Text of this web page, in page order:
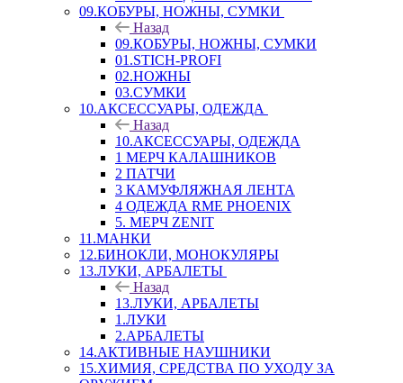
09.КОБУРЫ, НОЖНЫ, СУМКИ
Назад
09.КОБУРЫ, НОЖНЫ, СУМКИ
01.STICH-PROFI
02.НОЖНЫ
03.СУМКИ
10.АКСЕССУАРЫ, ОДЕЖДА
Назад
10.АКСЕССУАРЫ, ОДЕЖДА
1 МЕРЧ КАЛАШНИКОВ
2 ПАТЧИ
3 КАМУФЛЯЖНАЯ ЛЕНТА
4 ОДЕЖДА RME PHOENIX
5. МЕРЧ ZENIT
11.МАНКИ
12.БИНОКЛИ, МОНОКУЛЯРЫ
13.ЛУКИ, АРБАЛЕТЫ
Назад
13.ЛУКИ, АРБАЛЕТЫ
1.ЛУКИ
2.АРБАЛЕТЫ
14.АКТИВНЫЕ НАУШНИКИ
15.ХИМИЯ, СРЕДСТВА ПО УХОДУ ЗА